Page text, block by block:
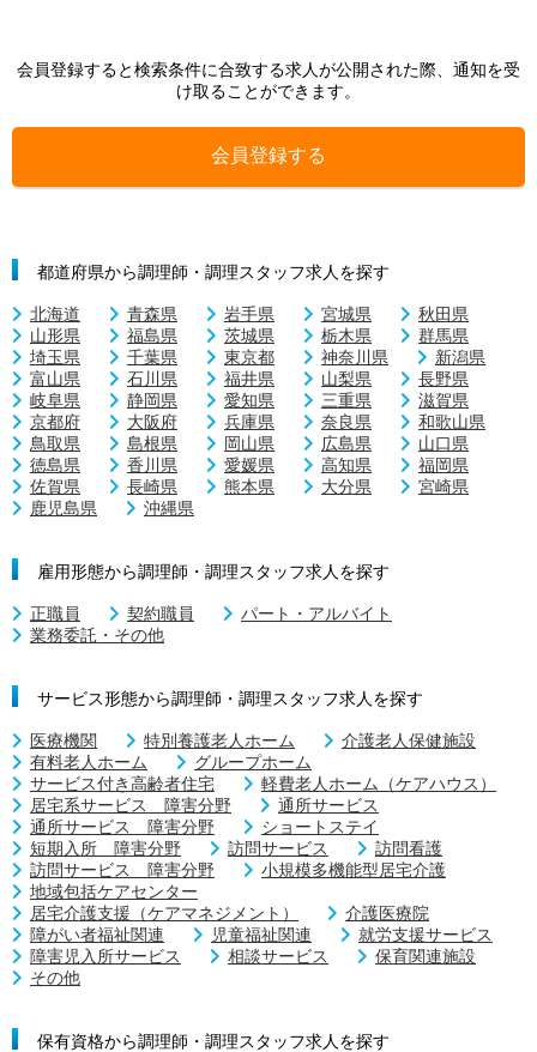
会員登録すると検索条件に合致する求人が公開された際、通知を受
け取ることができます。
会員登録する
都道府県から調理師・調理スタッフ求人を探す
北海道 青森県 岩手県 宮城県
秋田県
山形県
福島県 茨城県 栃木県
群馬県
埼玉県
千葉県 東京都 神奈川県
新潟県
富山県
石川県 福井県 山梨県
長野県
岐阜県
静岡県 愛知県 三重県
滋賀県
京都府
大阪府 兵庫県 奈良県
和歌山県
鳥取県
島根県 岡山県 広島県
山口県
徳島県
香川県 愛媛県 高知県
福岡県
佐賀県
長崎県 熊本県 大分県
宮崎県
鹿児島県
沖縄県
雇用形態から調理師・調理スタッフ求人を探す
正職員 契約職員
パート・アルバイト
業務委託・その他
サービス形態から調理師・調理スタッフ求人を探す
医療機関 特別養護老人ホーム
介護老人保健施設
有料老人ホーム
グループホーム
サービス付き高齢者住宅
軽費老人ホーム（ケアハウス）
居宅系サービス 障害分野
通所サービス
通所サービス 障害分野
ショートステイ
短期入所 障害分野
訪問サービス
訪問看護
訪問サービス 障害分野
小規模多機能型居宅介護
地域包括ケアセンター
居宅介護支援（ケアマネジメント）
介護医療院
障がい者福祉関連
児童福祉関連
就労支援サービス
障害児入所サービス
相談サービス
保育関連施設
その他
保有資格から調理師・調理スタッフ求人を探す